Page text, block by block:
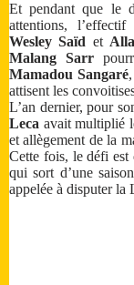
Et pendant que le
attentions,
Wesley Saïd et
Malang Sarr
Mamadou Sangaré,
attisent les
L’an dernier, pour
Leca avait multiplié
et allègement de la
Cette fois, le défi est
qui sort d’une
appelée à disputer la